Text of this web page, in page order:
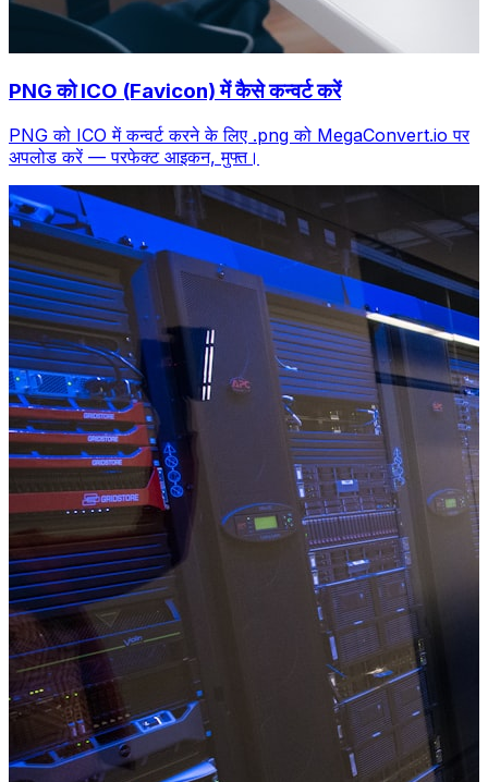
PNG को ICO (Favicon) में कैसे कन्वर्ट करें
PNG को ICO में कन्वर्ट करने के लिए .png को MegaConvert.io पर
अपलोड करें — परफेक्ट आइकन, मुफ्त।